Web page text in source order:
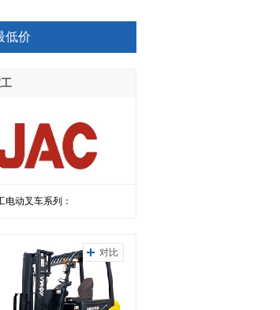
低价
电动叉车系列：
对比